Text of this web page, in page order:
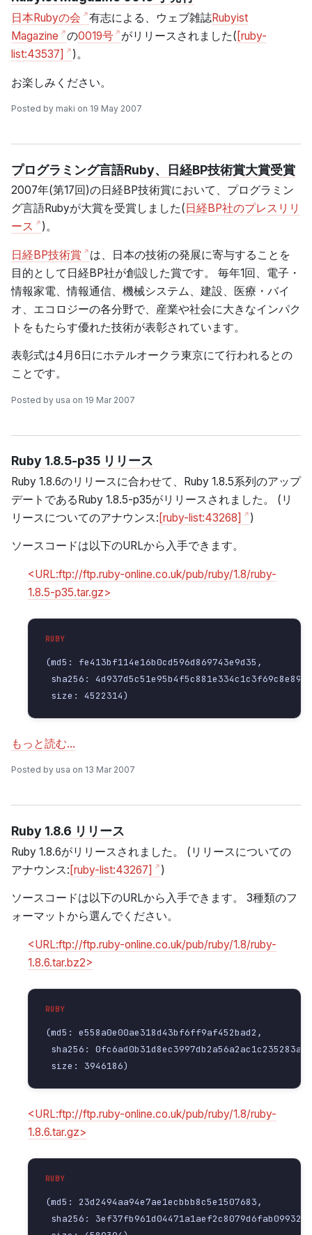
日本Rubyの会 有志による、ウェブ雑誌Rubyist
Magazine
の0019号 がリリースされました( [ruby-
list:43537]
)。
お楽しみください。
Posted by maki on 19 May 2007
プログラミング言語Ruby、日経BP技術賞大賞受賞
2007年(第17回)の日経BP技術賞において、プログラミン
グ言語Rubyが大賞を受賞しました(日経BP社のプレスリリ
ース
)。
日経BP技術賞
は、日本の技術の発展に寄与することを
目的として日経BP社が創設した賞です。 毎年1回、電子・
情報家電、情報通信、機械システム、建設、医療・バイ
オ、エコロジーの各分野で、産業や社会に大きなインパク
トをもたらす優れた技術が表彰されています。
表彰式は4月6日にホテルオークラ東京にて行われるとの
ことです。
Posted by usa on 19 Mar 2007
Ruby 1.8.5-p35 リリース
Ruby 1.8.6のリリースに合わせて、Ruby 1.8.5系列のアップ
デートであるRuby 1.8.5-p35がリリースされました。 (リ
リースについてのアナウンス: [ruby-list:43268] )
ソースコードは以下のURLから入手できます。
<URL:ftp://ftp.ruby-online.co.uk/pub/ruby/1.8/ruby-
1.8.5-p35.tar.gz>
(md5: fe413bf114e16b0cd596d869743e9d35,
sha256:
size: 4522314)
もっと読む…
Posted by usa on 13 Mar 2007
Ruby 1.8.6 リリース
Ruby 1.8.6がリリースされました。 (リリースについての
アナウンス: [ruby-list:43267] )
ソースコードは以下のURLから入手できます。 3種類のフ
ォーマットから選んでください。
<URL:ftp://ftp.ruby-online.co.uk/pub/ruby/1.8/ruby-
1.8.6.tar.bz2>
(md5: e558a0e00ae318d43bf6ff9af452bad2,
sha256:
size: 3946186)
<URL:ftp://ftp.ruby-online.co.uk/pub/ruby/1.8/ruby-
1.8.6.tar.gz>
(md5: 23d2494aa94e7ae1ecbbb8c5e1507683,
sha256: